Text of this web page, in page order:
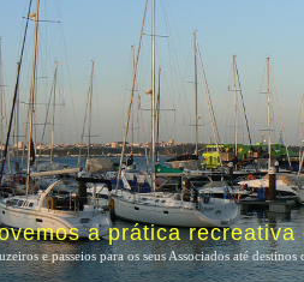
a prática
e passeios para os seus Associados até